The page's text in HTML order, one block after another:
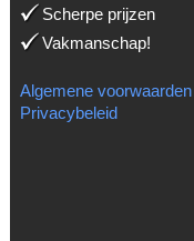
Scherpe prijzen
Vakmanschap!
Algemene voorwaarden
Privacybeleid